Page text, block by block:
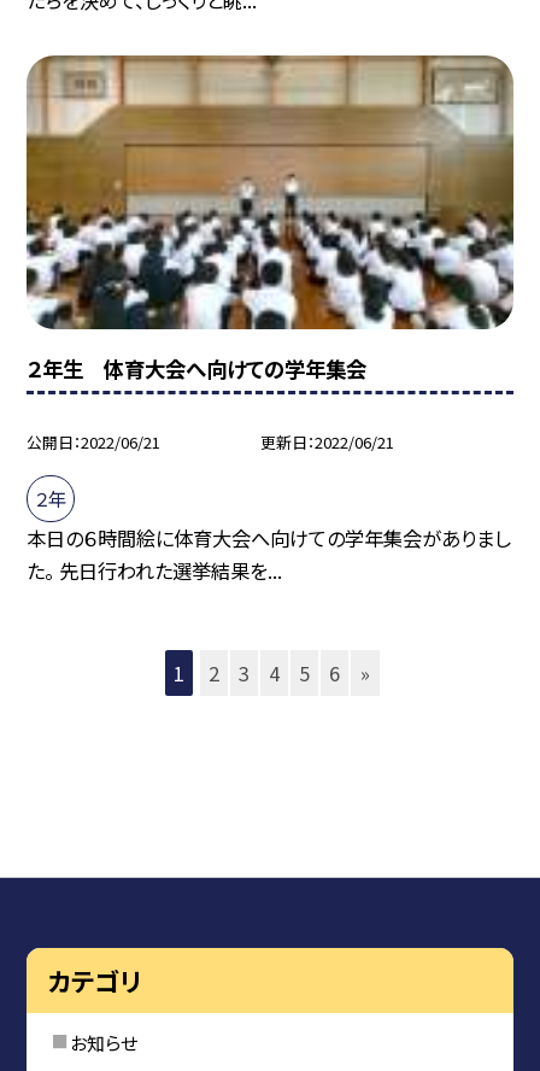
２年生 体育大会へ向けての学年集会
公開日 2022/06/21 更新日 2022/06/21
２年
本日の６時間絵に体育大会へ向けての学年集会がありまし
た。 先日行われた選挙結果を...
1 2 3 4 5 6 »
カテゴリ
お知らせ